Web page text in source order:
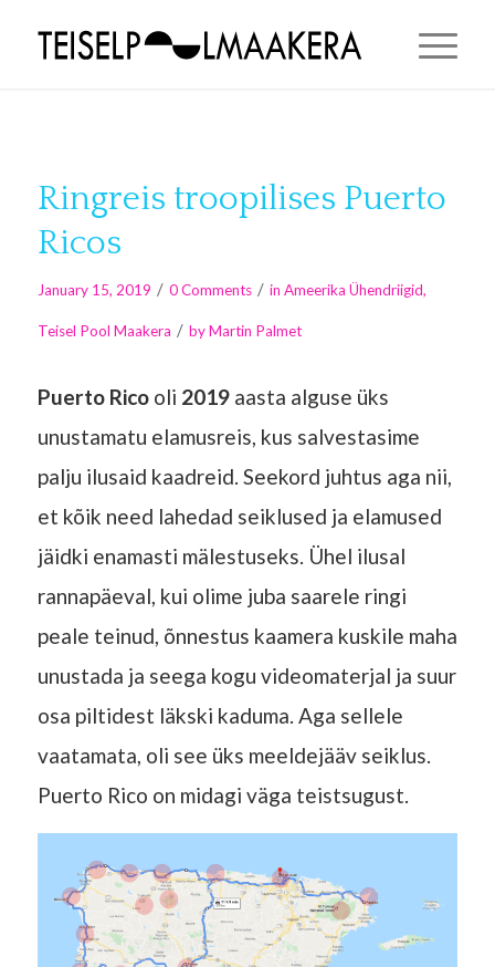
Ringreis troopilises Puerto
Ricos
January 15, 2019 / 0 Comments / in Ameerika Ühendriigid,
Teisel Pool Maakera / byMartin Palmet
Puerto Ricooli 2019aasta alguse üks
unustamatu elamusreis, kus salvestasime
palju ilusaid kaadreid. Seekord juhtus aga nii,
et kõik need lahedad seiklused ja elamused
jäidki enamasti mälestuseks. Ühel ilusal
rannapäeval, kui olime juba saarele ringi
peale teinud, õnnestus kaamera kuskile maha
unustada ja seega kogu videomaterjal ja suur
osa piltidest läkski kaduma. Aga sellele
vaatamata, oli see üks meeldejääv seiklus.
Puerto Rico on midagi väga teistsugust.